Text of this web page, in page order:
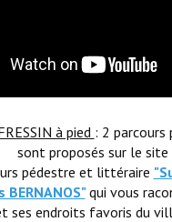
de l'Avenir Fressinois
du château
à pied : 2 parcours
sont proposés sur le site
pédestre et littéraire
BERNANOS" qui vous
ses endroits favoris du